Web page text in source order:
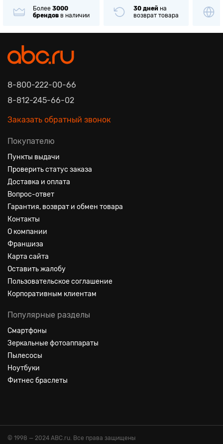
30 дней
возврат товара
Только
оригинальные
товарыизвестных
8-800-222-00-66
8-812-245-66-02
Заказать обратный звонок
Покупателю
Пункты выдачи
Проверить статус заказа
Доставка и оплата
Вопрос-ответ
Гарантия, возврат и обмен товара
Контакты
О компании
Франшиза
Карта сайта
Оставить жалобу
Пользовательское соглашение
Корпоративным клиентам
Популярные разделы
Смартфоны
Зеркальные фотоаппараты
Пылесосы
Ноутбуки
Фитнес браслеты
© 1998 — 2024 ABC.ru. Все права защищены